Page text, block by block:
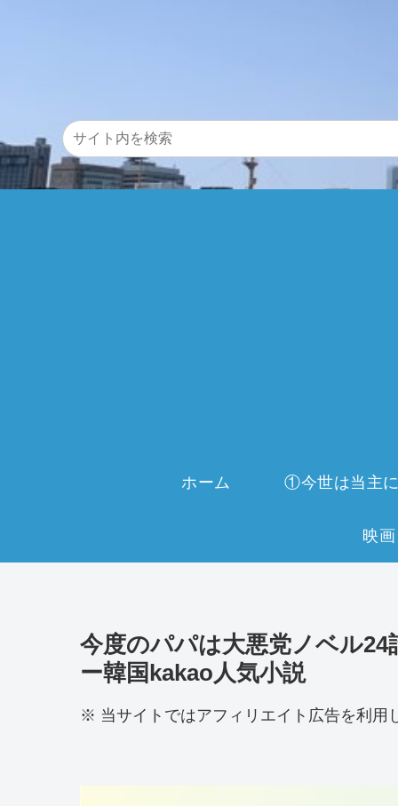
ホーム
今度のパパは大悪党ノベル
ー韓国kakao人気小説
※ 当サイトではアフィリエイト広告を利用